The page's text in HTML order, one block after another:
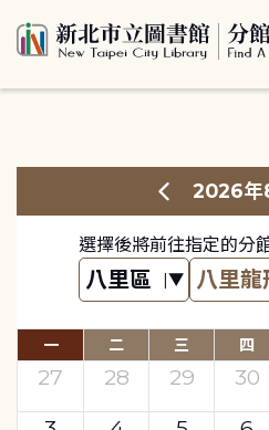
2026年
選擇後將前往指定的分
一 二 三 四
27 28 29 30